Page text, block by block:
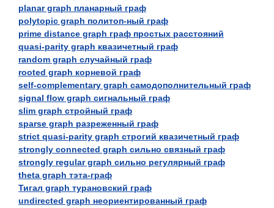
planar graph планарный граф
polytopic graph политоп-ный граф
prime distance graph граф простых расстояний
quasi-parity graph квазичетный граф
random graph случайный граф
rooted graph корневой граф
self-complementary graph самодополнительный граф
signal flow graph сигнальный граф
slim graph стройный граф
sparse graph разреженный граф
strict quasi-parity graph строгий квазичетный граф
strongly connected graph сильно связный граф
strongly regular graph сильно регулярный граф
theta graph тэта-граф
Тигал graph турановский граф
undirected graph неориентированный граф